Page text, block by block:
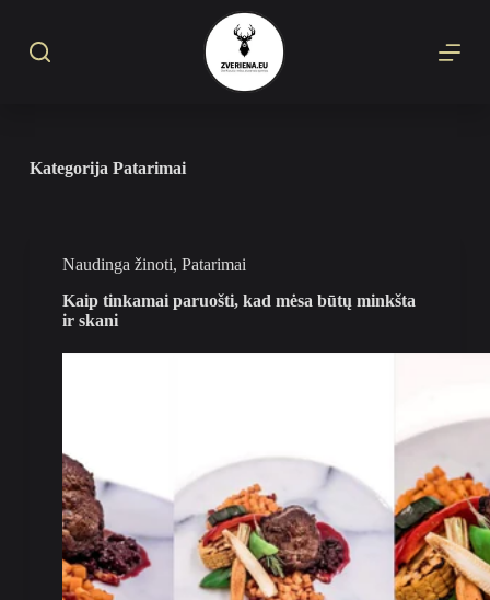
o
n
Kategorija Patarimai
Naudinga žinoti, Patarimai
Kaip tinkamai paruošti, kad mėsa būtų minkšta
ir skani